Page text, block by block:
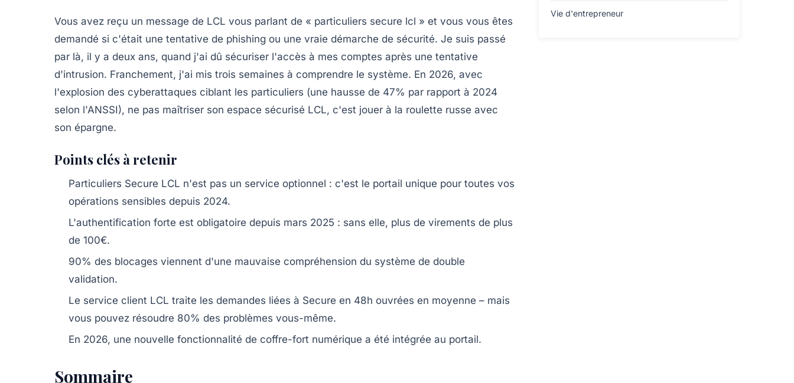
Vous avez reçu un message de LCL vous parlant de « particuliers secure lcl » et vous vous êtes
demandé si c'était une tentative de phishing ou une vraie démarche de sécurité. Je suis passé
par là, il y a deux ans, quand j'ai dû sécuriser l'accès à mes comptes après une tentative
d'intrusion. Franchement, j'ai mis trois semaines à comprendre le système. En 2026, avec
l'explosion des cyberattaques ciblant les particuliers (une hausse de 47% par rapport à 2024
selon l'ANSSI), ne pas maîtriser son espace sécurisé LCL, c'est jouer à la roulette russe avec
son épargne.
Points clés à retenir
Particuliers Secure LCL n'est pas un service optionnel : c'est le portail unique pour toutes vos
opérations sensibles depuis 2024.
L'authentification forte est obligatoire depuis mars 2025 : sans elle, plus de virements de plus
de 100€.
90% des blocages viennent d'une mauvaise compréhension du système de double
validation.
Le service client LCL traite les demandes liées à Secure en 48h ouvrées en moyenne – mais
vous pouvez résoudre 80% des problèmes vous-même.
En 2026, une nouvelle fonctionnalité de coffre-fort numérique a été intégrée au portail.
Sommaire
Vie d'entrepreneur